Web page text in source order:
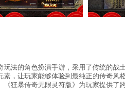
法的角色扮演手游，采用了传统的战
，让玩家能够体验到最纯正的传奇风
狂暴传奇无限灵符版》为玩家提供了